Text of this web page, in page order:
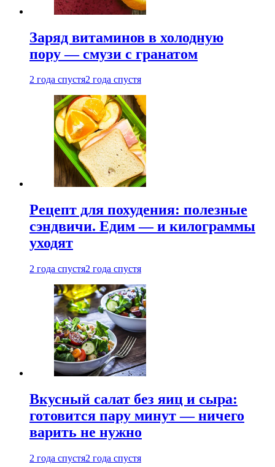
Заряд витаминов в холодную
пору — смузи с гранатом
2 года спустя2 года спустя
Рецепт для похудения: полезные
сэндвичи. Едим — и килограммы
уходят
2 года спустя2 года спустя
Вкусный салат без яиц и сыра:
готовится пару минут — ничего
варить не нужно
2 года спустя2 года спустя